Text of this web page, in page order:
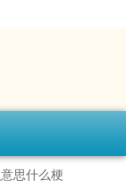
思什么梗